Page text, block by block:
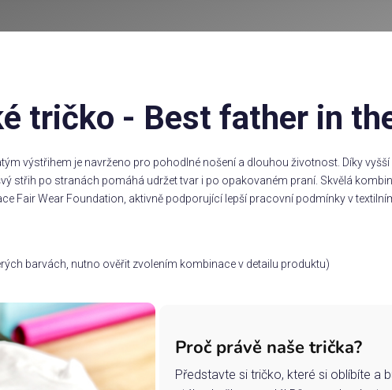
tričko - Best father in
výstřihem je navrženo pro pohodlné nošení a dlouhou životnost. Díky
střih po stranách pomáhá udržet tvar i po opakovaném praní. Skvělá
Fair Wear Foundation, aktivně podporující lepší pracovní podmínky v
barvách, nutno ověřit zvolením kombinace v detailu produktu)
Proč právě naše trička?
Představte si tričko, které si oblíbíte a